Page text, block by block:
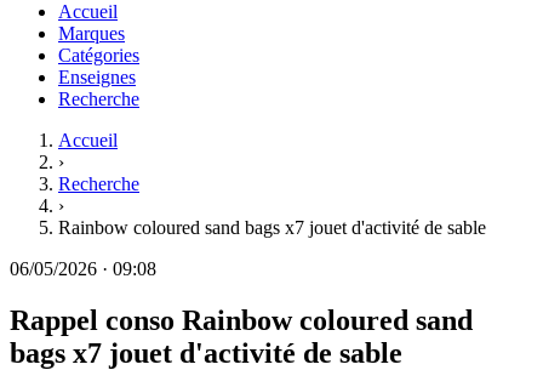
Accueil
Marques
Catégories
Enseignes
Recherche
Accueil
›
Recherche
›
Rainbow coloured sand bags x7 jouet d'activité de sable
06/05/2026 · 09:08
Rappel conso Rainbow coloured sand
bags x7 jouet d'activité de sable